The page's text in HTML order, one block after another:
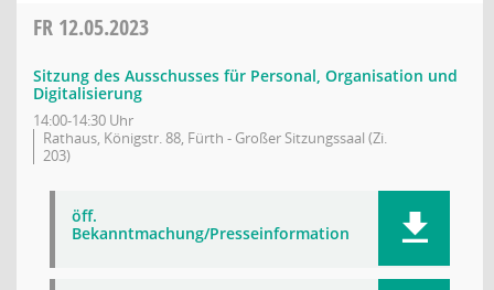
FR 12.05.2023
Sitzung des Ausschusses für Personal, Organisation und
Digitalisierung
14:00-14:30 Uhr
Rathaus, Königstr. 88, Fürth - Großer Sitzungssaal (Zi.
203)
öff.
Bekanntmachung/Presseinformation